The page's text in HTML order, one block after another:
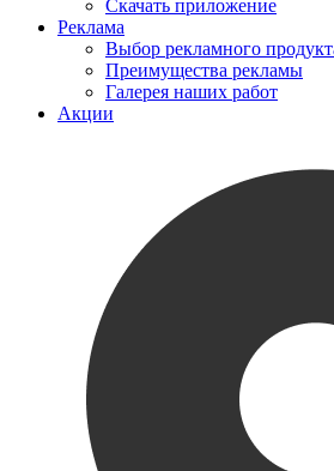
Скачать приложение
Реклама
Выбор рекламного
Преимущества рекламы
Галерея наших работ
Акции